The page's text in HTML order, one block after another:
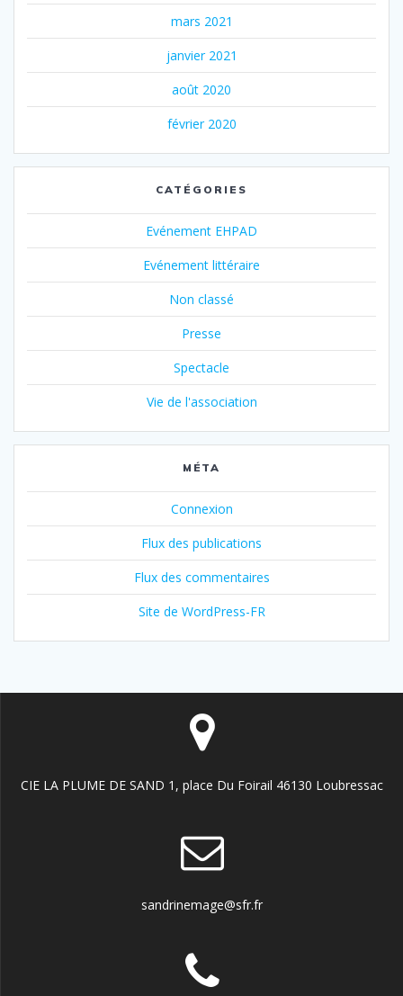
mars 2021
janvier 2021
août 2020
février 2020
CATÉGORIES
Evénement EHPAD
Evénement littéraire
Non classé
Presse
Spectacle
Vie de l'association
MÉTA
Connexion
Flux des publications
Flux des commentaires
Site de WordPress-FR
CIE LA PLUME DE SAND 1, place Du Foirail 46130 Loubressac
sandrinemage@sfr.fr